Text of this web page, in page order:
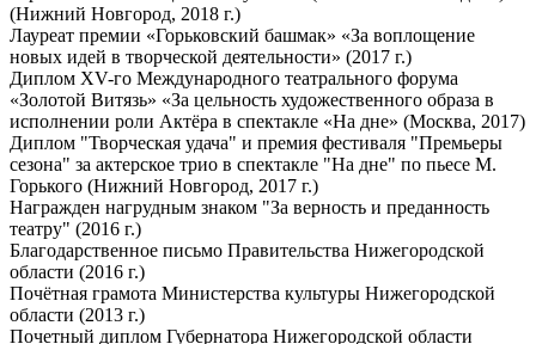
(Нижний Новгород, 2018 г.)
Лауреат премии «Горьковский башмак» «За воплощение
новых идей в творческой деятельности» (2017 г.)
Диплом ХV-го Международного театрального форума
«Золотой Витязь» «За цельность художественного образа в
исполнении роли Актёра в спектакле «На дне» (Москва, 2017)
Диплом "Творческая удача" и премия фестиваля "Премьеры
сезона" за актерское трио в спектакле "На дне" по пьесе М.
Горького (Нижний Новгород, 2017 г.)
Награжден нагрудным знаком "За верность и преданность
театру" (2016 г.)
Благодарственное письмо Правительства Нижегородской
области (2016 г.)
Почётная грамота Министерства культуры Нижегородской
области (2013 г.)
Почетный диплом Губернатора Нижегородской области